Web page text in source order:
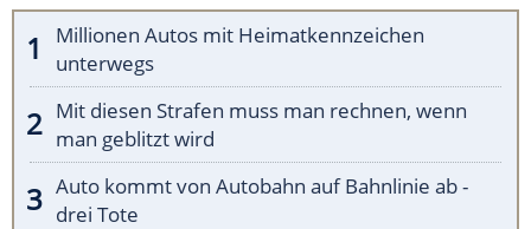
Millionen Autos mit Heimatkennzeichen
unterwegs
Mit diesen Strafen muss man rechnen, wenn
man geblitzt wird
Auto kommt von Autobahn auf Bahnlinie ab -
drei Tote